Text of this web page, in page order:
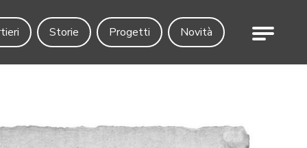
Storie Progetti Novità Menu